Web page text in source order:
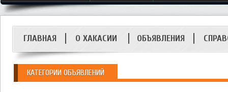
ГЛАВНАЯ О ХАКАСИИ ОБЪЯВЛЕНИЯ
КАТЕГОРИИ ОБЪЯВЛЕНИЙ